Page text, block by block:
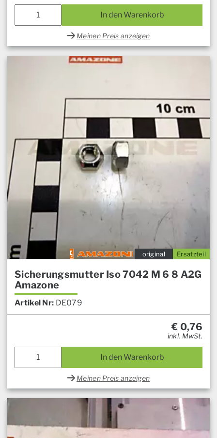
In den Warenkorb
Meinen Preis anzeigen
Ersatzteil
original
Sicherungsmutter Iso 7042 M 6 8 A2G
Amazone
Artikel Nr: DE079
€ 0,76
inkl. MwSt.
In den Warenkorb
Meinen Preis anzeigen